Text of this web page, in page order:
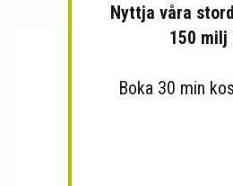
Nyttja våra
150
Boka 30 min